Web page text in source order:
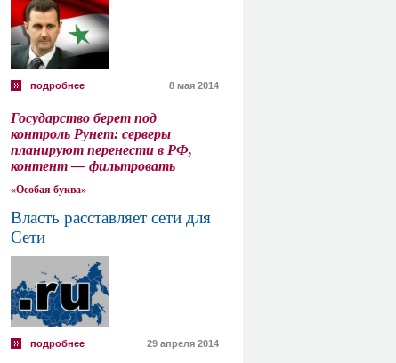
подробнее 8 мая 2014
Государство берет под
контроль Рунет: серверы
планируют перенести в РФ,
контент — фильтровать
«Особая буква»
Власть расставляет сети для
Сети
подробнее 29 апреля 2014